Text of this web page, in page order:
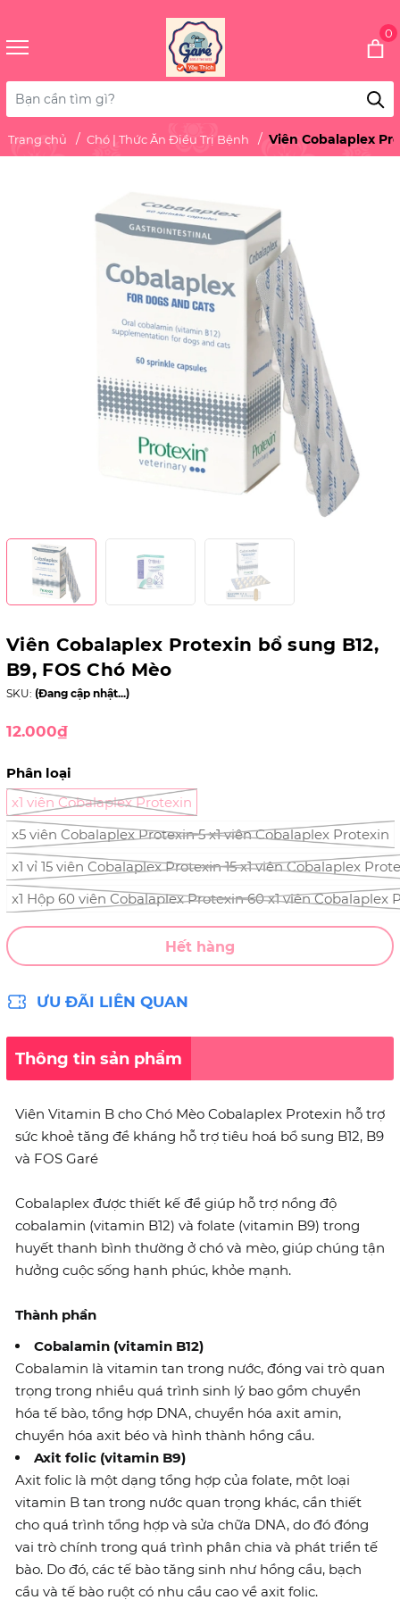
0
Trang chủ Chó | Thức Ăn Điều Trị Bệnh Viên Cobalaplex
Viên Cobalaplex Protexin bổ sung B12,
B9, FOS Chó Mèo
SKU: (Đang cập nhật...)
12.000₫
Phân loại
x1 viên Cobalaplex Protexin
x5 viên Cobalaplex Protexin 5 x1 viên Cobalaplex Protexin
x1 vỉ 15 viên Cobalaplex Protexin 15 x1 viên Cobalaplex
x1 Hộp 60 viên Cobalaplex Protexin 60 x1 viên Cobalaplex
Hết hàng
ƯU ĐÃI LIÊN QUAN
Thông tin sản phẩm
Viên Vitamin B cho Chó Mèo Cobalaplex Protexin hỗ trợ
sức khoẻ tăng đề kháng hỗ trợ tiêu hoá bổ sung B12, B9
và FOS Garé
Cobalaplex được thiết kế để giúp hỗ trợ nồng độ
cobalamin (vitamin B12) và folate (vitamin B9) trong
huyết thanh bình thường ở chó và mèo, giúp chúng tận
hưởng cuộc sống hạnh phúc, khỏe mạnh.
Thành phần
Cobalamin (vitamin B12)
Cobalamin là vitamin tan trong nước, đóng vai trò quan
trọng trong nhiều quá trình sinh lý bao gồm chuyển
hóa tế bào, tổng hợp DNA, chuyển hóa axit amin,
chuyển hóa axit béo và hình thành hồng cầu.
Axit folic (vitamin B9)
Axit folic là một dạng tổng hợp của folate, một loại
vitamin B tan trong nước quan trọng khác, cần thiết
cho quá trình tổng hợp và sửa chữa DNA, do đó đóng
vai trò chính trong quá trình phân chia và phát triển tế
bào. Do đó, các tế bào tăng sinh như hồng cầu, bạch
cầu và tế bào ruột có nhu cầu cao về axit folic.